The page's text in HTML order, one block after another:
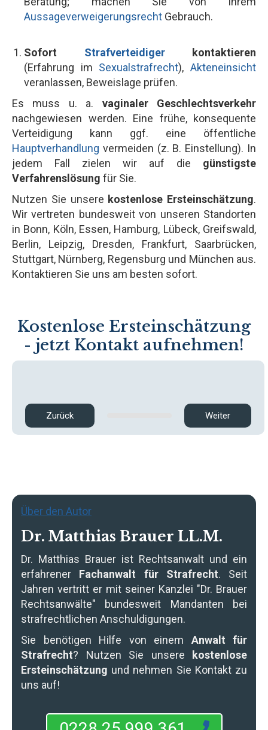
Aussageverweigerungsrecht Gebrauch.
Sofort Strafverteidigerkontaktieren
(Erfahrung im Sexualstrafrecht),Akteneinsicht
veranlassen, Beweislage prüfen.
Es muss u. a. vaginaler Geschlechtsverkehr
nachgewiesen werden. Eine frühe, konsequente
Verteidigung kann ggf. eine öffentliche
Hauptverhandlung vermeiden (z. B. Einstellung). In
jedem Fall zielen wir auf die günstigste
Verfahrenslösung für Sie.
Nutzen Sie unsere kostenlose Ersteinschätzung.
Wir vertreten bundesweit von unseren Standorten
in Bonn, Köln, Essen, Hamburg, Lübeck, Greifswald,
Berlin, Leipzig, Dresden, Frankfurt, Saarbrücken,
Stuttgart, Nürnberg, Regensburg und München aus.
Kontaktieren Sie uns am besten sofort.
Kostenlose Ersteinschätzung
- jetzt Kontakt aufnehmen!
Zurück Weiter
Über den Autor
Dr. Matthias Brauer LL.M.
Dr. Matthias Brauer ist Rechtsanwalt und ein
erfahrener Fachanwalt für Strafrecht. Seit
Jahren vertritt er mit seiner Kanzlei "Dr. Brauer
Rechtsanwälte" bundesweit Mandanten bei
strafrechtlichen Anschuldigungen.
Sie benötigen Hilfe von einem Anwalt für
Strafrecht? Nutzen Sie unsere kostenlose
Ersteinschätzung und nehmen Sie Kontakt zu
uns auf!